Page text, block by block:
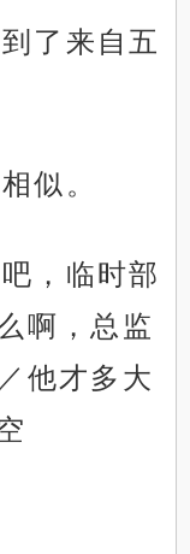
了来自五
似。
，临时部
啊，总监
他才多大